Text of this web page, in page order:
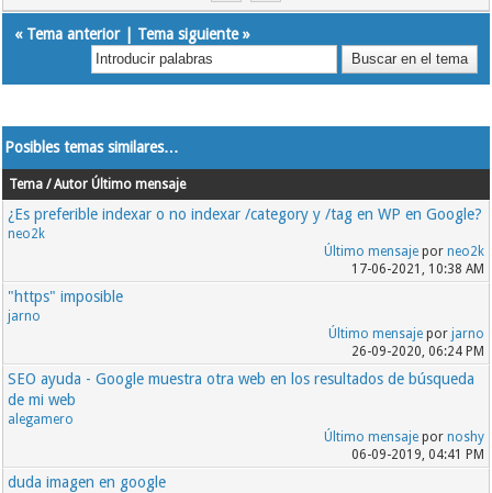
« Tema anterior| Tema siguiente»
Posibles temas similares…
Tema / Autor Último mensaje
¿Es preferible indexar o no indexar /category y /tag en WP en Google?
neo2k
Último mensajepor neo2k
17-06-2021, 10:38 AM
"https" imposible
jarno
Último mensajepor jarno
26-09-2020, 06:24 PM
SEO ayuda - Google muestra otra web en los resultados de búsqueda
de mi web
alegamero
Último mensajepor noshy
06-09-2019, 04:41 PM
duda imagen en google